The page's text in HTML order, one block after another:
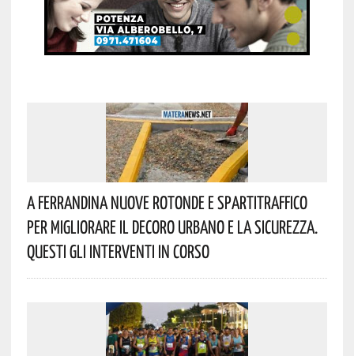
A Ferrandina Nuove Rotonde E Spartitraffico
Per Migliorare Il Decoro Urbano E La Sicurezza.
Questi Gli Interventi In Corso